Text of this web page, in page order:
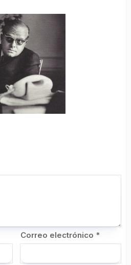
Correo electrónico *